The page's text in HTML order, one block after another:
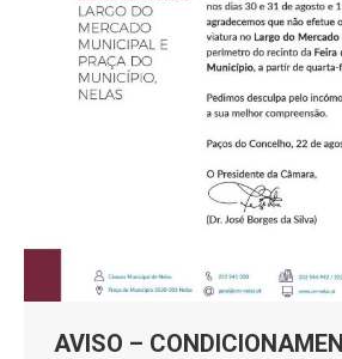
AVISO –